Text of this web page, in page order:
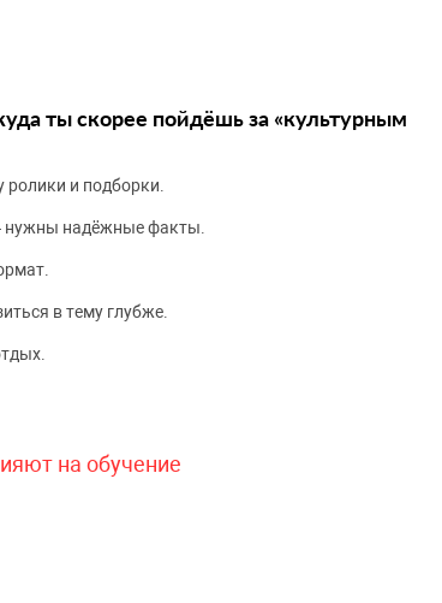
ты скорее пойдёшь за «культурным
и подборки.
нужны надёжные факты.
в тему глубже.
на обучение